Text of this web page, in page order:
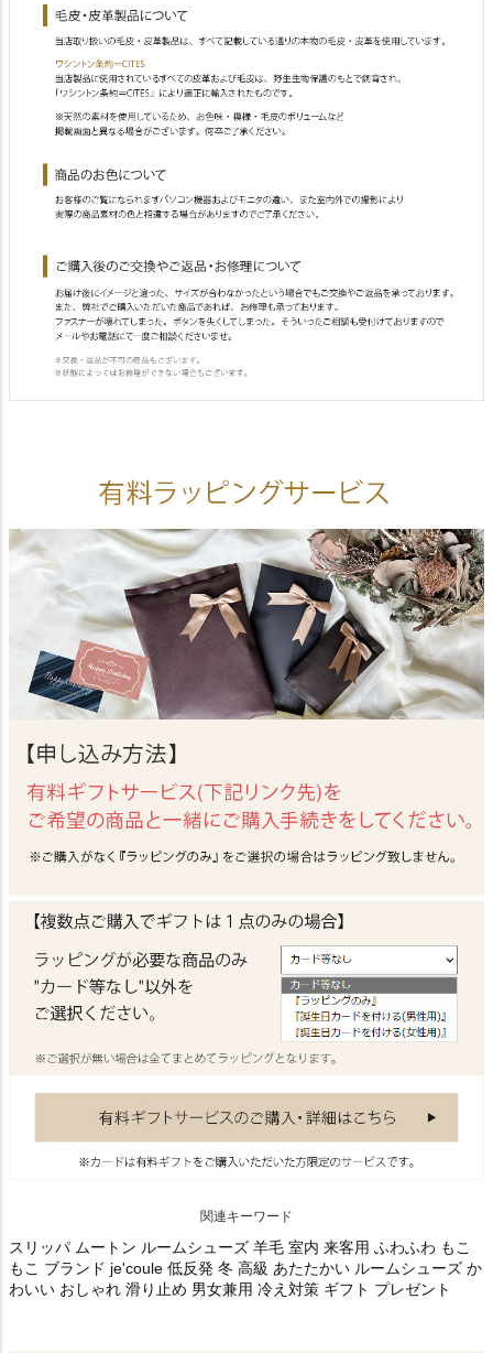
関連キーワード
スリッパ ムートン ルームシューズ 羊毛 室内 来客用 ふわふわ もこ
もこ ブランド je'coule 低反発 冬 高級 あたたかい ルームシューズ か
わいい おしゃれ 滑り止め 男女兼用 冷え対策 ギフト プレゼント